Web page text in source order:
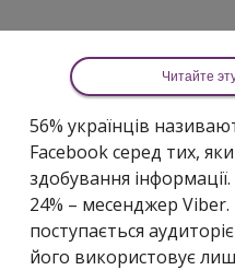
Читайте
56% українців
Facebook серед тих,
здобування
24% – месенджер
поступається
його використовує